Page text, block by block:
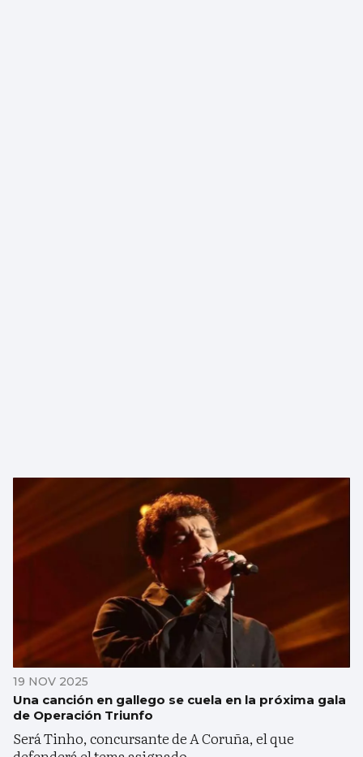
19 NOV 2025
Una canción en gallego se cuela en la próxima gala
de Operación Triunfo
Será Tinho, concursante de A Coruña, el que